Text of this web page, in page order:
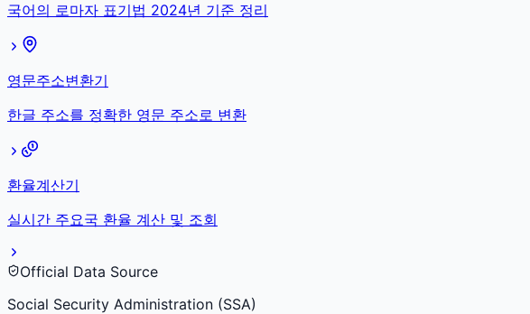
국어의 로마자 표기법 2024년 기준 정리
영문주소변환기
한글 주소를 정확한 영문 주소로 변환
환율계산기
실시간 주요국 환율 계산 및 조회
Official Data Source
Social Security Administration (SSA)